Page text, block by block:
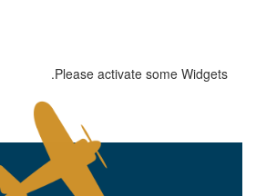
Please activate some Widgets.